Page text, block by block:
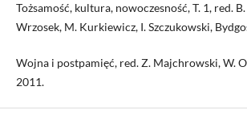
Tożsamość, kultura, nowoczesność, T. 1, red.
Wrzosek, M. Kurkiewicz, I. Szczukowski,
Wojna i postpamięć, red. Z. Majchrowski, W.
2011.